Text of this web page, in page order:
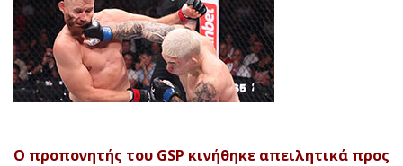
Ο προπονητής του GSP κινήθηκε απειλητικά προς